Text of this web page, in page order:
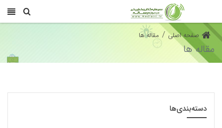
صفحه اصلی / مقاله ها
مقاله ها
دسته‌بندی‌ها